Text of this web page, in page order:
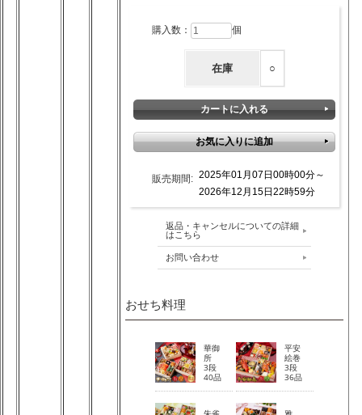
購入数： 個
在庫 ○
販売期間: 2025年01月07日00時00分～
2026年12月15日22時59分
返品・キャンセルについての詳細
はこちら
お問い合わせ
おせち料理
華御
所
3段
40品
平安
絵巻
3段
36品